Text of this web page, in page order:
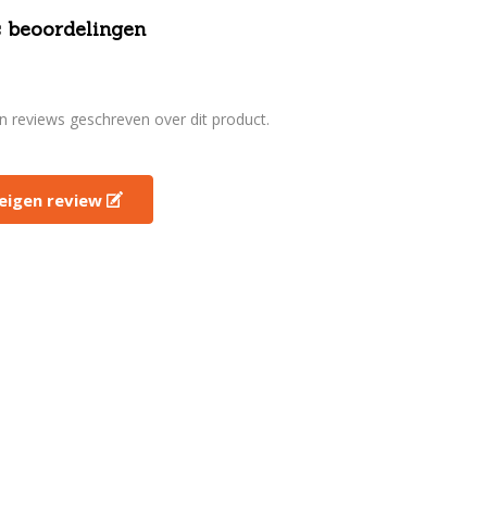
beoordelingen
reviews geschreven over dit product.
review